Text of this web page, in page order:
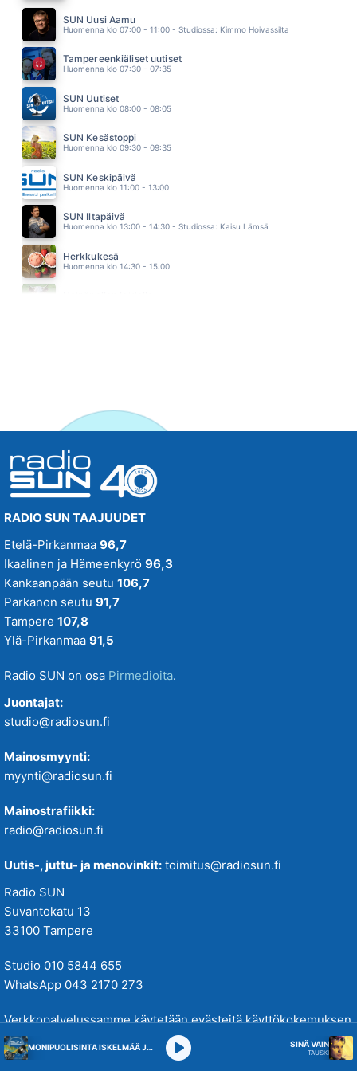
ULTRA BRA
11.05
ELONKERJUU
11.01
JONNE AARON
10.55
SUN Uusi Aamu
Huomenna klo 07:00 - 11:00 - Studiossa: Kimmo Hoivassilta
Tampereenkiäliset uutiset
Huomenna klo 07:30 - 07:35
SUN Uutiset
Huomenna klo 08:00 - 08:05
SUN Kesästoppi
Huomenna klo 09:30 - 09:35
SUN Keskipäivä
Huomenna klo 11:00 - 13:00
SUN Iltapäivä
Huomenna klo 13:00 - 14:30 - Studiossa: Kaisu Lämsä
Herkkukesä
Huomenna klo 14:30 - 15:00
RADIO SUN TAAJUUDET
Etelä-Pirkanmaa 96,7
Ikaalinen ja Hämeenkyrö 96,3
Kankaanpään seutu 106,7
Parkanon seutu 91,7
Tampere 107,8
Ylä-Pirkanmaa 91,5
Radio SUN on osa Pirmedioita.
Juontajat:
studio@radiosun.fi
Mainosmyynti:
myynti@radiosun.fi
Mainostrafiikki:
radio@radiosun.fi
Uutis-, juttu- ja menovinkit: toimitus@radiosun.fi
Radio SUN
Suvantokatu 13
33100 Tampere
Studio 010 5844 655
WhatsApp 043 2170 273
Verkkopalvelussamme käytetään evästeitä käyttökokemuksen
parantamiseksi. Tutustu tietosuojakäytäntöihimme täällä.
MONIPUOLISINTA ISKELMÄÄ JA PARASTA POPPIA SINÄ VAIN
TAUSKI